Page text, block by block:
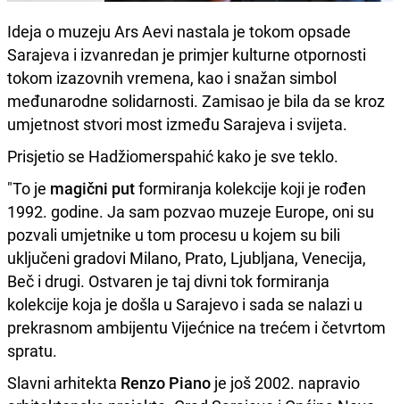
Ideja o muzeju Ars Aevi nastala je tokom opsade
Sarajeva i izvanredan je primjer kulturne otpornosti
tokom izazovnih vremena, kao i snažan simbol
međunarodne solidarnosti. Zamisao je bila da se kroz
umjetnost stvori most između Sarajeva i svijeta.
Prisjetio se Hadžiomerspahić kako je sve teklo.
"To je magični putformiranja kolekcije koji je rođen
1992. godine. Ja sam pozvao muzeje Europe, oni su
pozvali umjetnike u tom procesu u kojem su bili
uključeni gradovi Milano, Prato, Ljubljana, Venecija,
Beč i drugi. Ostvaren je taj divni tok formiranja
kolekcije koja je došla u Sarajevo i sada se nalazi u
prekrasnom ambijentu Vijećnice na trećem i četvrtom
spratu.
Slavni arhitekta Renzo Piano je još 2002. napravio